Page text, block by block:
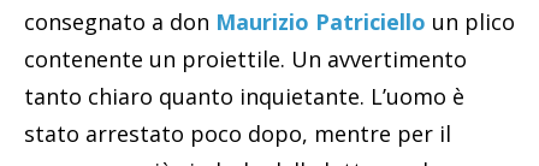
consegnato a don Maurizio Patriciello un plico
contenente un proiettile. Un avvertimento
tanto chiaro quanto inquietante. L’uomo è
stato arrestato poco dopo, mentre per il